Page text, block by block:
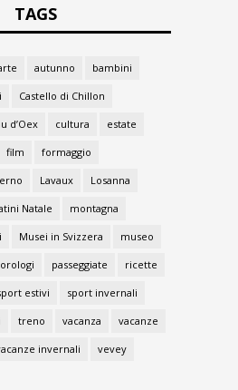
TAGS
autunno bambini
Castello di Chillon
d’Oex cultura estate
film formaggio
Lavaux Losanna
Natale montagna
Musei in Svizzera museo
orologi passeggiate ricette
estivi sport invernali
treno vacanza vacanze
invernali vevey